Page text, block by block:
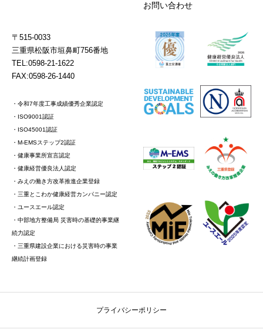
お問い合わせ
〒515-0033
三重県松阪市垣鼻町756番地
TEL:0598-21-1622
FAX:0598-26-1440
・令和7年度工事成績優秀企業認定
・ISO9001認証
・ISO45001認証
・M-EMSステップ2認証
・健康事業所宣言認定
・健康経営優良法人認定
・みえの働き方改革推進企業登録
・三重とこわか健康経営カンパニー認定
・ユースエール認定
・中部地方整備局 災害時の基礎的事業継
続力認定
・三重県建設企業における災害時の事業
継続計画登録
プライバシーポリシー